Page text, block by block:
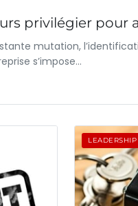
privilégier pour
mutation,
s’impose…